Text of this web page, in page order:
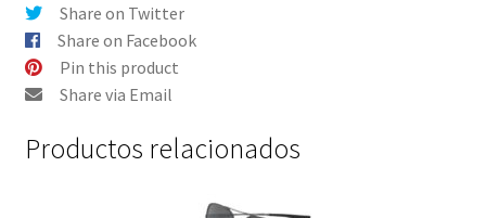
Claro
Antireflejo
cantidad
Share on Twitter
Share on Facebook
Pin this product
Share via Email
Productos relacionados